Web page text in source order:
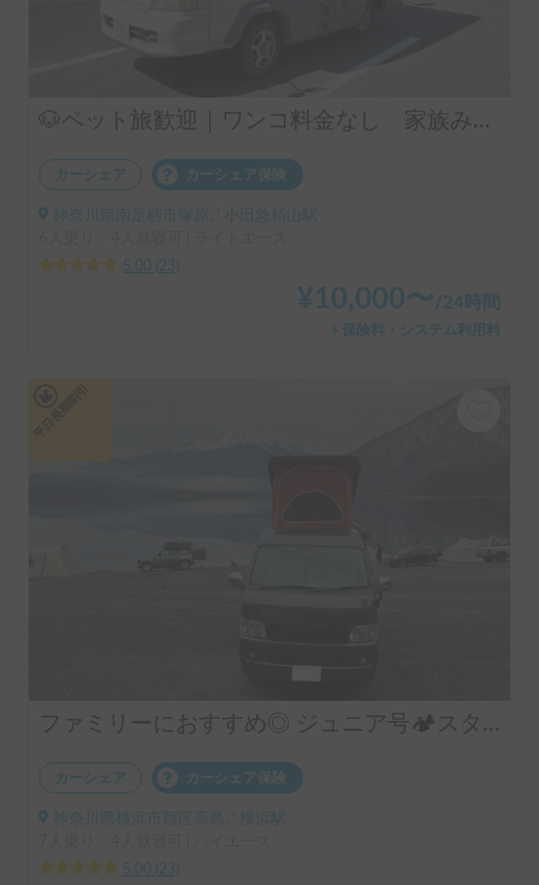
🐶ペット旅歓迎｜ワンコ料金なし 家族みんな一緒に過ごせるコンパクトキャンピングカー
カーシェア カーシェア保険
神奈川県南足柄市塚原, ' 小田急栢山駅
5.00
23
¥ 10,000〜 /24時間
＋保険料・システム利用料
ファミリーにおすすめ◎ ジュニア号🏕️スタッドレス&FFヒーター/4WDディーゼル/乗り心地改良✨
カーシェア カーシェア保険
神奈川県横浜市西区高島, ' 横浜駅
5.00
23